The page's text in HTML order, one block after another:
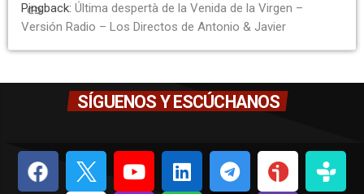
link
Pingback: Última despertà de la Venida de la Virgen –
Versión Radio – Los Directos de Antonio & Javier
SÍGUENOS Y ESCÚCHANOS